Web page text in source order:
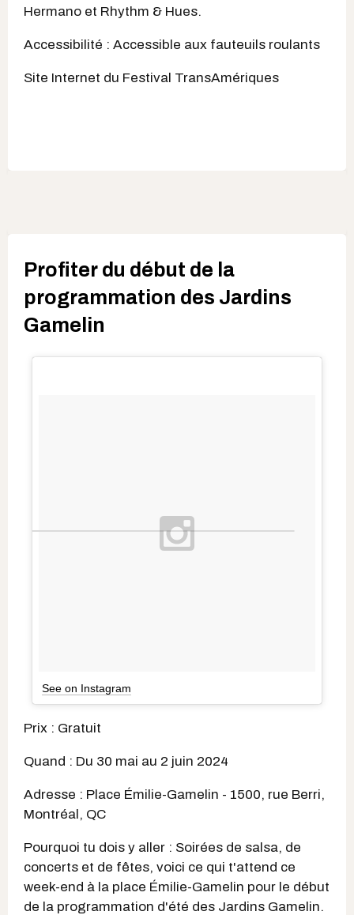
Hermano et Rhythm & Hues.
Accessibilité : Accessible aux fauteuils roulants
Site Internet du Festival TransAmériques
Profiter du début de la
programmation des Jardins
Gamelin
See on Instagram
Prix : Gratuit
Quand : Du 30 mai au 2 juin 2024
Adresse : Place Émilie-Gamelin - 1500, rue Berri,
Montréal, QC
Pourquoi tu dois y aller : Soirées de salsa, de
concerts et de fêtes, voici ce qui t'attend ce
week-end à la place Émilie-Gamelin pour le début
de la programmation d'été des Jardins Gamelin.